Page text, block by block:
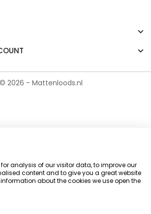
© 2026 - Mattenloods.nl
analysis of our visitor data, to improve our
content and to give you a great website
information about the cookies we use open the